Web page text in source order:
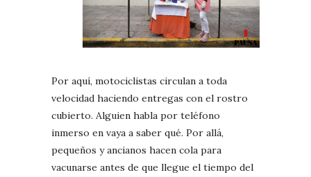
Por aquí, motociclistas circulan a toda
velocidad haciendo entregas con el rostro
cubierto. Alguien habla por teléfono
inmerso en vaya a saber qué. Por allá,
pequeños y ancianos hacen cola para
vacunarse antes de que llegue el tiempo del